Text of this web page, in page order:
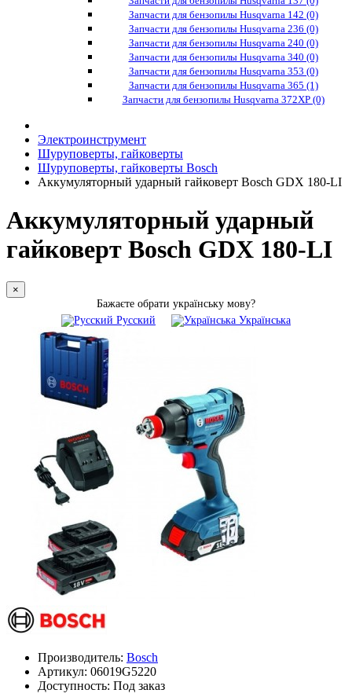
Запчасти для бензопилы Husqvarna 142 (0)
Запчасти для бензопилы Husqvarna 236 (0)
Запчасти для бензопилы Husqvarna 240 (0)
Запчасти для бензопилы Husqvarna 340 (0)
Запчасти для бензопилы Husqvarna 353 (0)
Запчасти для бензопилы Husqvarna 365 (1)
Запчасти для бензопилы Husqvarna 372XP (0)
Электроинструмент
Шуруповерты, гайковерты
Шуруповерты, гайковерты Bosch
Аккумуляторный ударный гайковерт Bosch GDX 180-LI
Аккумуляторный ударный
гайковерт Bosch GDX 180-LI
×
Бажаєте обрати українську мову?
Русский
Українська
Производитель: Bosch
Артикул: 06019G5220
Доступность: Под заказ